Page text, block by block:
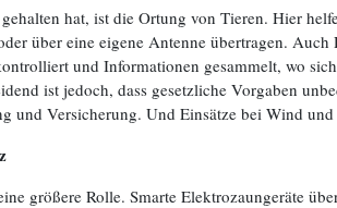
hat, ist die Ortung von Tieren. Hier
über eine eigene Antenne übertragen.
und Informationen gesammelt, wo
ist jedoch, dass gesetzliche Vorgaben
und Versicherung. Und Einsätze bei Wind
größere Rolle. Smarte Elektrozaungeräte